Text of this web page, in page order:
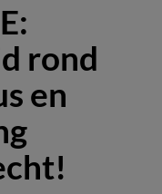
rond
en